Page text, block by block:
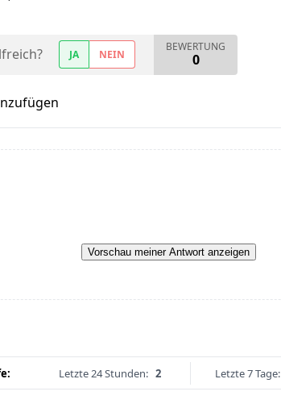
JA NEIN
BEWERTUNG
0
Vorschau meiner Antwort anzeigen
Letzte 24 Stunden: 2 Letzte 7 Tage: